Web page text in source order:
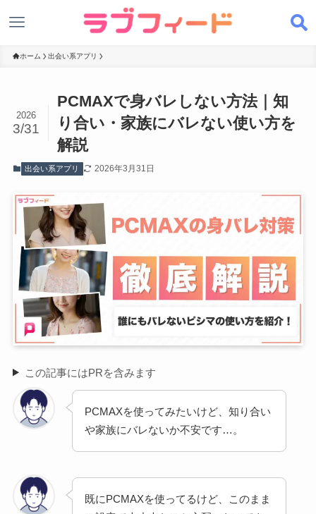
ホーム 出会い系アプリ
PCMAXで身バレしない方法｜知
り合い・家族にバレない使い方を
解説
2026
3/31
出会い系アプリ 2026年3月31日
この記事にはPRを含みます
PCMAXを使ってみたいけど、知り合い
や家族にバレないか不安です…。
既にPCMAXを使ってるけど、このまま